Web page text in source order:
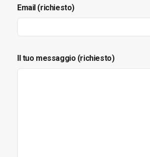
Email (richiesto)
Il tuo messaggio (richiesto)